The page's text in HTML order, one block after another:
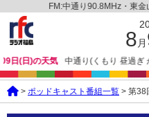
FM:中通り90.8MHz・東金山
8 月
り(くもり 昼過ぎ から 夕方 雨 所によ
> ポッドキャスト番組一覧 > 第38